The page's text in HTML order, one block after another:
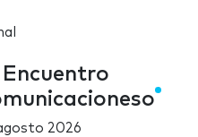
2026